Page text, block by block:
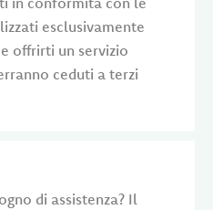
esclusivamente
offrirti un servizio
ceduti a terzi
di assistenza? Il